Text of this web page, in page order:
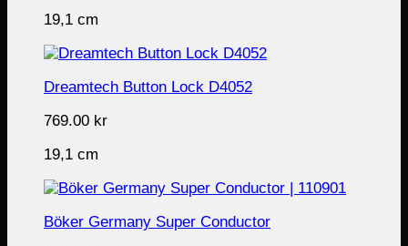
19,1 cm
Dreamtech Button Lock D4052
769.00 kr
19,1 cm
Böker Germany Super Conductor